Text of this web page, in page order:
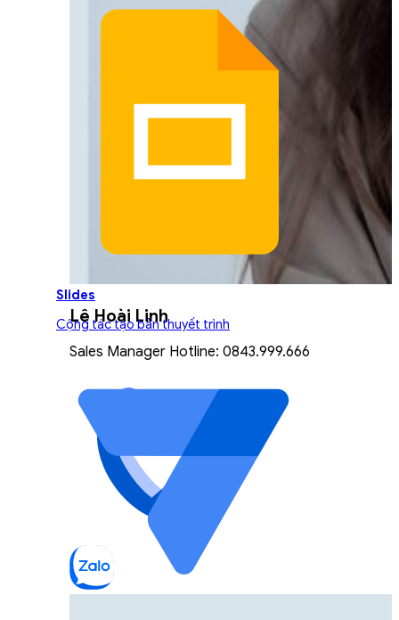
Lê Hoài Linh
Sales Manager Hotline: 0843.999.666
Slides
Cộng tác tạo bản thuyết trình